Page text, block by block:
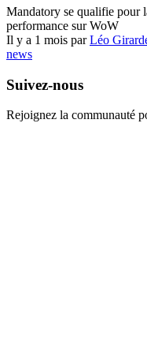
Mandatory se qualifie pour
performance sur WoW
Il y a 1 mois parLéo
news
Suivez-nous
Rejoignez la communauté